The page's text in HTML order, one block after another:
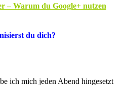
– Warum du Google+ nutzen
du dich?
ich mich jeden Abend hingesetzt